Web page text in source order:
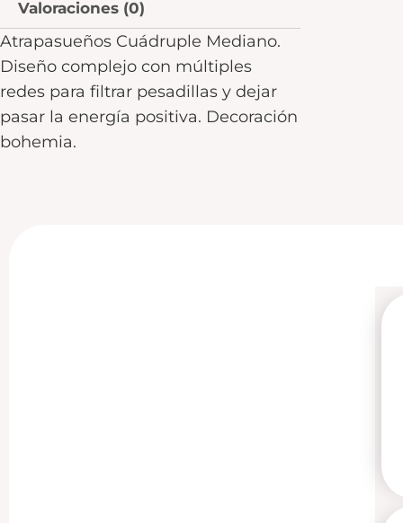
Valoraciones (0)
Atrapasueños Cuádruple Mediano.
Diseño complejo con múltiples
redes para filtrar pesadillas y dejar
pasar la energía positiva. Decoración
bohemia.